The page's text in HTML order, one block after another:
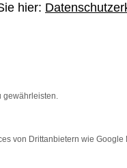
hier:
gewährleisten.
von Drittanbietern wie Google